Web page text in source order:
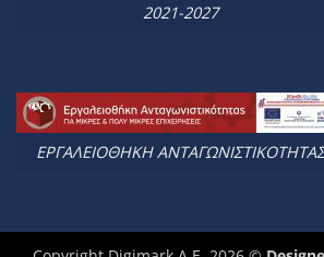
2021-2027
ΕΡΓΑΛΕΙΟΘΗΚΗ ΑΝΤΑΓΩΝΙΣΤΙΚΟΤΗΤΑΣ